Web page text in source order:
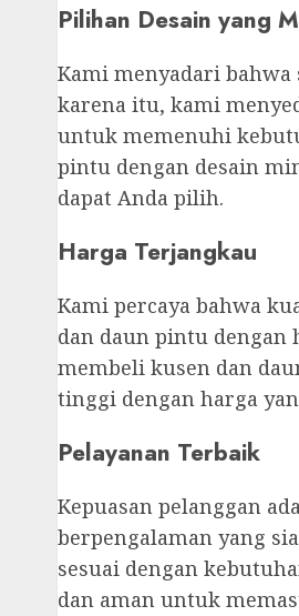
Pilihan Desain yang
Kami menyadari bahwa
karena itu, kami
untuk memenuhi
pintu dengan desain
dapat Anda pilih.
Harga Terjangkau
Kami percaya bahwa
dan daun pintu dengan
membeli kusen dan
tinggi dengan harga
Pelayanan Terbaik
Kepuasan pelanggan
berpengalaman yang
sesuai dengan
dan aman untuk